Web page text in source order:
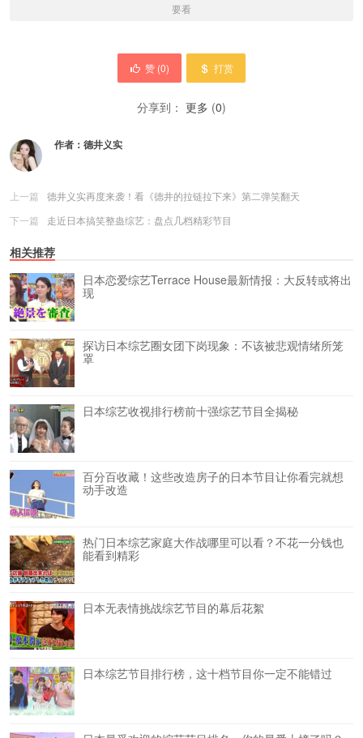
要看
赞 (0) 打赏
分享到： 更多 (0)
作者： 德井义实
上一篇
德井义实再度来袭！看《德井的拉链拉下来》第二弹笑翻天
下一篇
走近日本搞笑整蛊综艺：盘点几档精彩节目
相关推荐
日本恋爱综艺Terrace House最新情报：大反转或将出
现
探访日本综艺圈女团下岗现象：不该被悲观情绪所笼
罩
日本综艺收视排行榜前十强综艺节目全揭秘
百分百收藏！这些改造房子的日本节目让你看完就想
动手改造
热门日本综艺家庭大作战哪里可以看？不花一分钱也
能看到精彩
日本无表情挑战综艺节目的幕后花絮
日本综艺节目排行榜，这十档节目你一定不能错过